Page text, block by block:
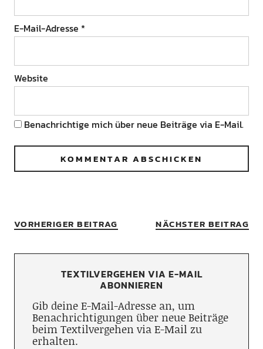
E-Mail-Adresse *
Website
Benachrichtige mich über neue Beiträge via E-Mail.
VORHERIGER BEITRAG NÄCHSTER BEITRAG
TEXTILVERGEHEN VIA E-MAIL
ABONNIEREN
Gib deine E-Mail-Adresse an, um
Benachrichtigungen über neue Beiträge
beim Textilvergehen via E-Mail zu
erhalten.